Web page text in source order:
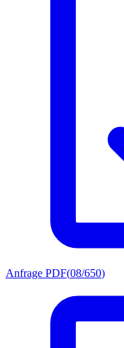
Anfrage PDF(08/650)